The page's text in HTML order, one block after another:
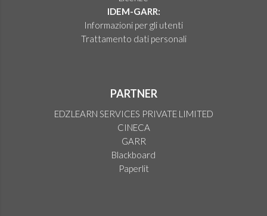
IDEM-GARR:
Informazioni per gli utenti
Trattamento dati personali
PARTNER
EDZLEARN SERVICES PRIVATE LIMITED
CINECA
GARR
Blackboard
Paperlit